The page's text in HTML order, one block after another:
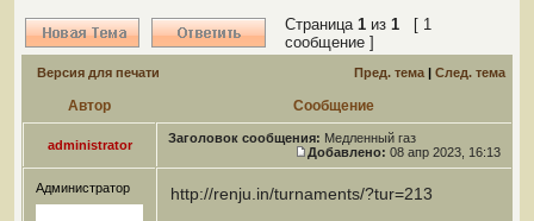
Страница 1 из 1 [ 1
сообщение ]
Версия для печати Пред. тема | След. тема
Автор Сообщение
administrator Заголовок сообщения: Медленный газ
Добавлено: 08 апр 2023, 16:13
Администратор http://renju.in/turnaments/?tur=213